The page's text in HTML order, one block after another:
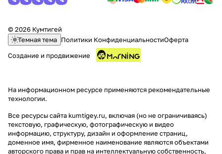
© 2026 Кумтигей
Темная тема Политики КонфиденциальностиОферта
Создание и продвижение
На информационном ресурсе применяются рекомендательные
технологии.
Все ресурсы сайта kumtigey.ru, включая (но не ограничиваясь)
текстовую, графическую, фотографическую и видео
информацию, структуру, дизайн и оформление страниц,
доменное имя, фирменное наименование являются объектами
авторского права и прав на интеллектуальную собственность,